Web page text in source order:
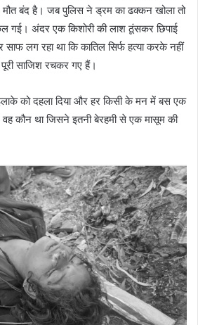
बंद है। जब पुलिस ने ड्रम का ढक्कन खोला तो
गई। अंदर एक किशोरी की लाश ठूंसकर छिपाई
लग रहा था कि कातिल सिर्फ हत्या करके नहीं
पूरी साजिश रचकर गए हैं।
को दहला दिया और हर किसी के मन में बस एक
कौन था जिसने इतनी बेरहमी से एक मासूम की